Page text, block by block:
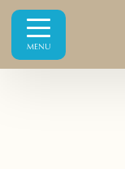
MENU